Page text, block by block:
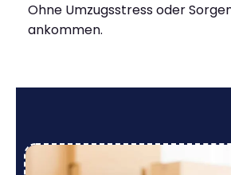
Ohne Umzugsstress oder
ankommen.